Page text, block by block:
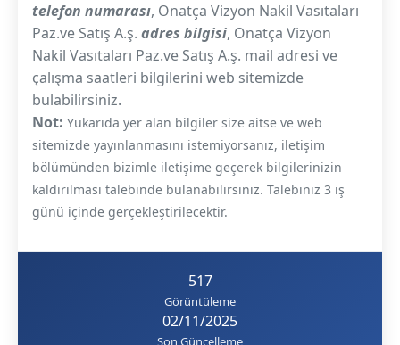
telefon numarası, Onatça Vizyon Nakil Vasıtaları
Paz.ve Satış A.ş. adres bilgisi, Onatça Vizyon
Nakil Vasıtaları Paz.ve Satış A.ş. mail adresi ve
çalışma saatleri bilgilerini web sitemizde
bulabilirsiniz.
Not: Yukarıda yer alan bilgiler size aitse ve web
sitemizde yayınlanmasını istemiyorsanız, iletişim
bölümünden bizimle iletişime geçerek bilgilerinizin
kaldırılması talebinde bulanabilirsiniz. Talebiniz 3 iş
günü içinde gerçekleştirilecektir.
517
Görüntüleme
02/11/2025